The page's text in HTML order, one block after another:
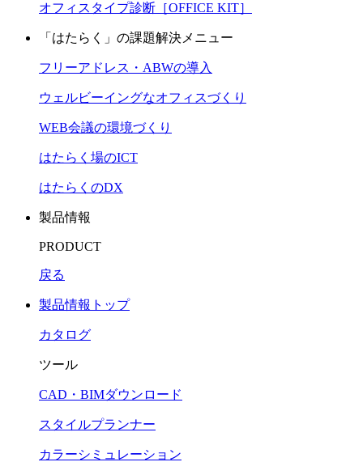
オフィスタイプ診断［OFFICE KIT］
「はたらく」の課題解決メニュー
フリーアドレス・ABWの導入
ウェルビーイングなオフィスづくり
WEB会議の環境づくり
はたらく場のICT
はたらくのDX
製品情報
PRODUCT
戻る
製品情報トップ
カタログ
ツール
CAD・BIMダウンロード
スタイルプランナー
カラーシミュレーション